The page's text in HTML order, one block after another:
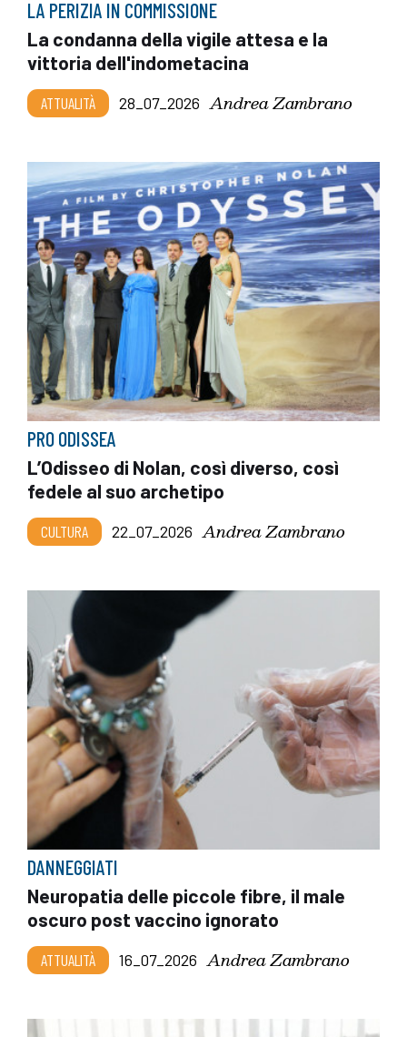
LA PERIZIA IN COMMISSIONE
La condanna della vigile attesa e la
vittoria dell'indometacina
ATTUALITÀ 28_07_2026 Andrea Zambrano
PRO ODISSEA
L’Odisseo di Nolan, così diverso, così
fedele al suo archetipo
CULTURA 22_07_2026 Andrea Zambrano
DANNEGGIATI
Neuropatia delle piccole fibre, il male
oscuro post vaccino ignorato
ATTUALITÀ 16_07_2026 Andrea Zambrano